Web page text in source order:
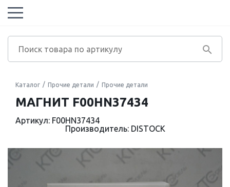
Каталог Прочие детали Прочие детали
МАГНИТ F00HN37434
Артикул: F00HN37434
Производитель: DISTOCK